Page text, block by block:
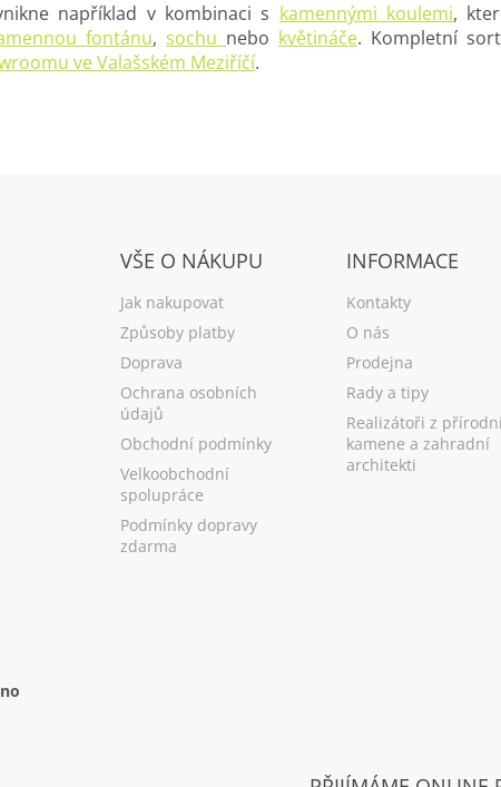
například v kombinaci s kamennými koulemi,
fontánu, sochu nebo květináče. Kompletní
ve Valašském Meziříčí.
VŠE O NÁKUPU
Jak nakupovat
Způsoby platby
Doprava
Ochrana osobních
údajů
Obchodní podmínky
Velkoobchodní
spolupráce
Podmínky dopravy
zdarma
INFORMACE
Kontakty
O nás
Prodejna
Rady a tipy
Realizátoři z
kamene a zahradní
architekti